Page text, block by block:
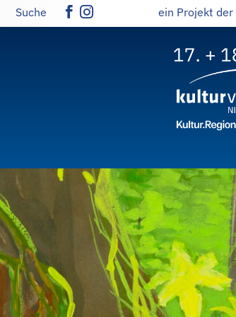
Suche ein Projekt der